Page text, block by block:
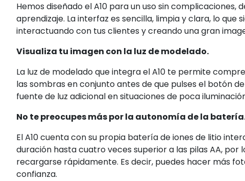
Hemos diseñado el A10 para un uso sin complicaciones,
aprendizaje. La interfaz es sencilla, limpia y clara, lo que
interactuando con tus clientes y creando una gran
Visualiza tu imagen con la luz de modelado.
La luz de modelado que integra el A10 te permite
las sombras en conjunto antes de que pulses el botón
fuente de luz adicional en situaciones de poca
No te preocupes más por la autonomía de la
El A10 cuenta con su propia batería de iones de litio
duración hasta cuatro veces superior a las pilas AA, por
recargarse rápidamente. Es decir, puedes hacer más
confianza.